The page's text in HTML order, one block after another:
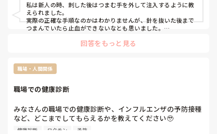
私は新人の時、刺した後はつまむ手を外して注入するように教
えられました。
実際の正確な手順なのかはわかりませんが、針を抜いた後まで
つまんでいたら止血ができないなとも思いました。
回答をもっと見る
職場・人間関係
職場での健康診断
みなさんの職場での健康診断や、インフルエンザの予防接種
など、どこまでしてもらえるかを教えてください🥹
私は以前病床数の多い大学病院勤務でしたが、
健康診断 ワクチン 予防